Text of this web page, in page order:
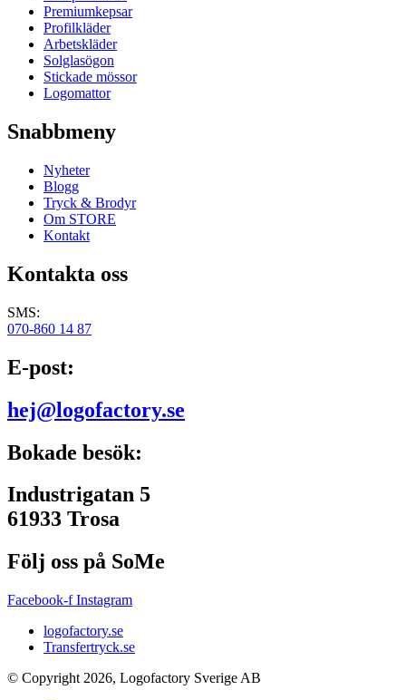
Premiumkepsar
Profilkläder
Arbetskläder
Solglasögon
Stickade mössor
Logomattor
Snabbmeny
Nyheter
Blogg
Tryck & Brodyr
Om STORE
Kontakt
Kontakta oss
SMS:
070-860 14 87
E-post:
hej@logofactory.se
Bokade besök:
Industrigatan 5
61933 Trosa
Följ oss på SoMe
Facebook-f Instagram
logofactory.se
Transfertryck.se
© Copyright 2026, Logofactory Sverige AB